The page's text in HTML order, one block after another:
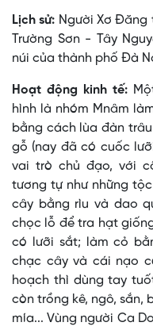
Lịch sử: Người Xơ Ðăng
Trường Sơn - Tây
núi của thành phố Đà
Hoạt động kinh tế:
hình là nhóm Mnâm
bằng cách lùa đàn
gỗ (nay đã có cuốc
vai trò chủ đạo, với
tương tự như những
cây bằng rìu và dao
chọc lỗ để tra hạt
có lưỡi sắt; làm cỏ
chạc cây và cái nạo
hoạch thì dùng tay
còn trồng kê, ngô, sắn,
mía... Vùng người Ca